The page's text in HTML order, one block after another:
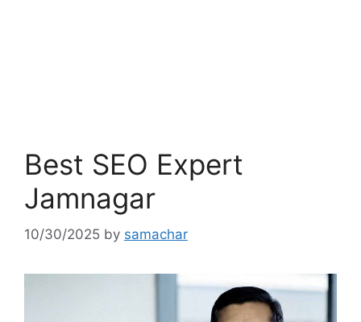
Best SEO Expert
Jamnagar
10/30/2025 by samachar